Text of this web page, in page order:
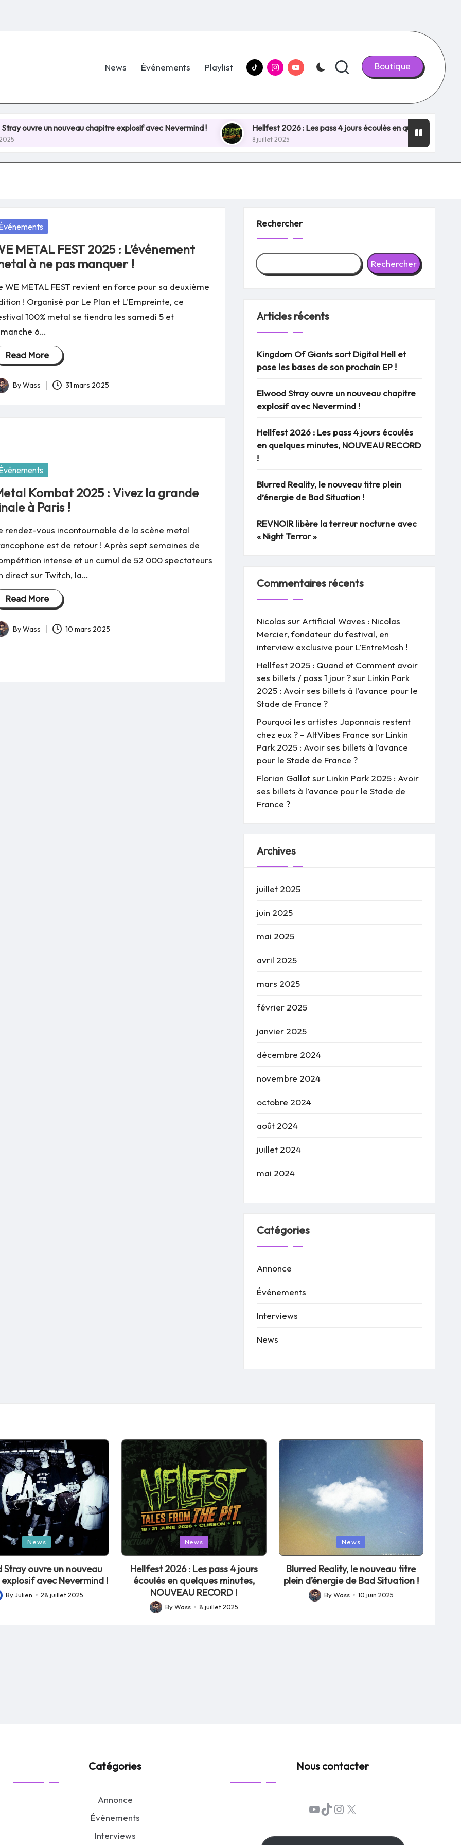
News
Événements Playlist tiktok.comInstagram.com
youtube.com Boutique
un nouveau chapitre explosif avec Nevermind ! Hellfest 2026 : Les pass 4 jours écoulés en quelques minutes,
8 juillet 2025
METAL FEST 2025 : L’événement
à ne pas manquer !
WE METAL FEST revient en force pour sa deuxième
! Organisé par Le Plan et L'Empreinte, ce
100% metal se tiendra les samedi 5 et
6…
Read More
ByWass 31 mars 2025
Kombat 2025 : Vivez la grande
à Paris !
rendez-vous incontournable de la scène metal
est de retour ! Après sept semaines de
intense et un cumul de 52 000 spectateurs
direct sur Twitch, la…
Read More
ByWass 10 mars 2025
Rechercher
Rechercher
Articles récents
Kingdom Of Giants sort Digital Hell et
pose les bases de son prochain EP !
Elwood Stray ouvre un nouveau chapitre
explosif avec Nevermind !
Hellfest 2026 : Les pass 4 jours écoulés
en quelques minutes, NOUVEAU RECORD
!
Blurred Reality, le nouveau titre plein
d’énergie de Bad Situation !
REVNOIR libère la terreur nocturne avec
« Night Terror »
Commentaires récents
Nicolas sur Artificial Waves : Nicolas
Mercier, fondateur du festival, en
interview exclusive pour L’EntreMosh !
Hellfest 2025 : Quand et Comment avoir
ses billets / pass 1 jour ?sur Linkin Park
2025 : Avoir ses billets à l’avance pour le
Stade de France ?
Pourquoi les artistes Japonnais restent
chez eux ? - AltVibes France sur Linkin
Park 2025 : Avoir ses billets à l’avance
pour le Stade de France ?
Florian Gallotsur Linkin Park 2025 : Avoir
ses billets à l’avance pour le Stade de
France ?
Archives
juillet 2025
juin 2025
mai 2025
avril 2025
mars 2025
février 2025
janvier 2025
décembre 2024
novembre 2024
octobre 2024
août 2024
juillet 2024
mai 2024
Catégories
Annonce
Événements
Interviews
News
News
Stray ouvre un nouveau
avec Nevermind !
ByJulien 28 juillet 2025
Posted
in
News
Hellfest 2026 : Les pass 4 jours
écoulés en quelques minutes,
NOUVEAU RECORD !
Posted
ByWass 8 juillet 2025
in
News
Blurred Reality, le nouveau titre
plein d’énergie de Bad Situation !
Posted
ByWass 10 juin 2025
Catégories
Annonce
Événements
Interviews
Nous contacter
YouTube
TikTok
Instagram
X